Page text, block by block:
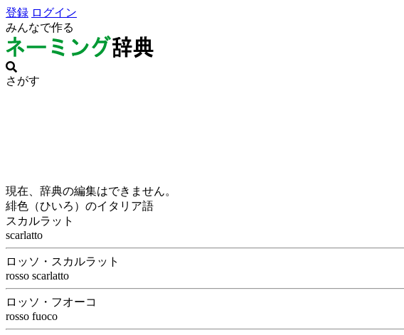
登録 ログイン
みんなで作る
さがす
現在、辞典の編集はできません。
緋色（ひいろ）のイタリア語
スカルラット
scarlatto
ロッソ・スカルラット
rosso scarlatto
ロッソ・フオーコ
rosso fuoco